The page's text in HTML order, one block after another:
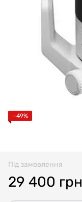
−49%
Під замовлення
29 400 грн